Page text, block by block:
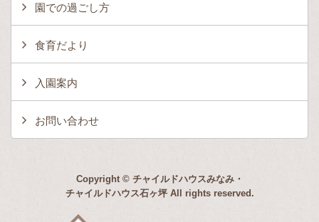
園での過ごし方
食育だより
入園案内
お問い合わせ
Copyright © チャイルドハウスみなみ・
チャイルドハウス石ヶ坪 All rights reserved.